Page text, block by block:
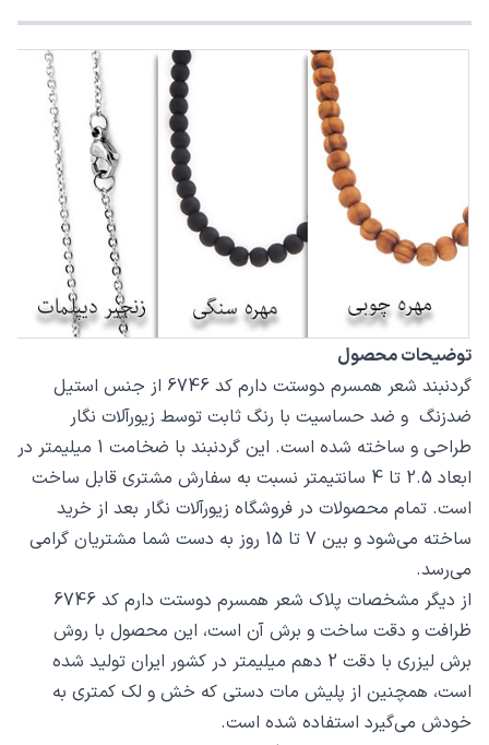
توضیحات محصول
گردنبند شعر همسرم دوستت دارم کد 6746 از جنس استیل
ضدزنگ و ضد حساسیت با رنگ ثابت توسط زیورآلات نگار
طراحی و ساخته شده است. این گردنبند با ضخامت 1 میلیمتر در
ابعاد 2.5 تا 4 سانتیمتر نسبت به سفارش مشتری قابل ساخت
است. تمام محصولات در فروشگاه زیورآلات نگار بعد از خرید
ساخته می‌شود و بین 7 تا 15 روز به دست شما مشتریان گرامی
می‌رسد.
از دیگر مشخصات پلاک شعر همسرم دوستت دارم کد 6746
ظرافت و دقت ساخت و برش آن است، این محصول با روش
برش لیزری با دقت 2 دهم میلیمتر در کشور ایران تولید شده
است، همچنین از پلیش مات دستی که خش و لک کمتری به
خودش می‌گیرد استفاده شده است.